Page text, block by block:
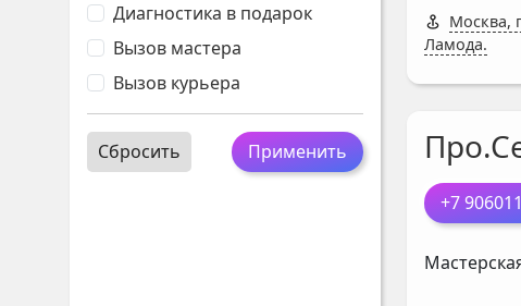
Диагностика в подарок
Вызов мастера
Вызов курьера
Применить
Сбросить
Москва,
Ламода.
+7 906011